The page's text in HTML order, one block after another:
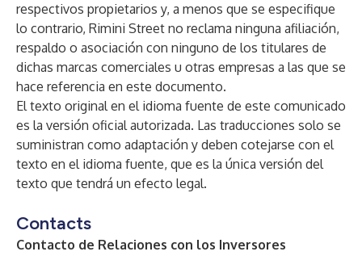
respectivos propietarios y, a menos que se especifique
lo contrario, Rimini Street no reclama ninguna afiliación,
respaldo o asociación con ninguno de los titulares de
dichas marcas comerciales u otras empresas a las que se
hace referencia en este documento.
El texto original en el idioma fuente de este comunicado
es la versión oficial autorizada. Las traducciones solo se
suministran como adaptación y deben cotejarse con el
texto en el idioma fuente, que es la única versión del
texto que tendrá un efecto legal.
Contacts
Contacto de Relaciones con los Inversores